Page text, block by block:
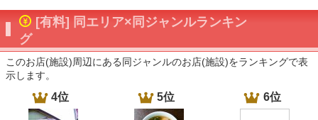
[有料] 同エリア×同ジャンルランキン
グ
このお店(施設)周辺にある同ジャンルのお店(施設)をランキングで表
示します。
4位 5位 6位